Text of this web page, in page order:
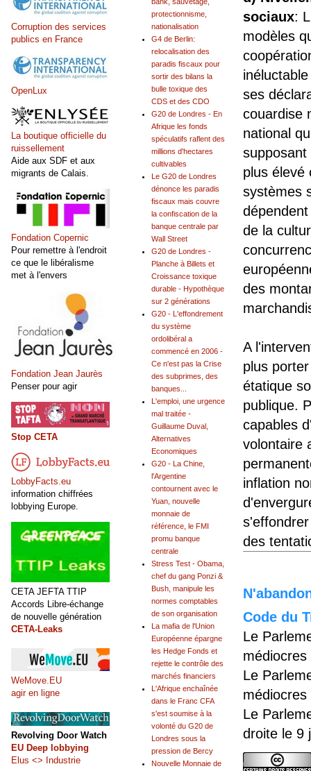
sociaux:
modèles
ses
couardise
national
plus élevé
systèmes
de la
des
A
plus
étatique
publique.
capables
volontaire
inflation
des
Code du
Le
Le
Le
droite le 9
protectionnisme,
nationalisation
G4 de Berlin:
relocalisation des
paradis fiscaux pour
sortir des bilans la
bulle toxique des
CDS et des CDO
G20 de Londres - En
Afrique les fonds
spéculatifs raflent des
millions d'hectares
cultivables
Le G20 de Londres
dénonce les paradis
fiscaux mais couvre
la confiscation de la
banque centrale par
Wall Street
G20 de Londres -
Planche à Billets et
Croissance toxique
durable - Hypothèque
sur 2 générations
G20 - L'effondrement
du système
ordolibéral a
commencé en 2006 -
Ce n'est pas la Crise
des subprimes, des
banques...
L'emploi, une urgence
mal traitée -
Guillaume Duval,
Alternatives
Economiques
G20 - La Chine,
l'Argentine
contournent avec le
Yuan, nouvelle
monnaie de
référence, le FMI
promu banque
centrale
Stress Test - Obama,
chef du gang Ponzi &
Bush, manipule les
normes comptables
de son organisation
La mafia de l'Union
Européenne épargne
les Hedge Fonds et
rejette le contrôle des
marchés financiers
L'Afrique enchaînée
dans le Franc CFA
s'est soumise à la
volonté du G20 de
Londres sous la
pression de Bercy
Nouvelle Monnaie de
Corruption des services
publics en France
OpenLux
La boutique officielle du
ruissellement
Aide aux SDF et aux
migrants de Calais.
Fondation Copernic
Pour remettre à l'endroit
ce que le libéralisme
met à l'envers
Fondation Jean Jaurès
Penser pour agir
Stop CETA
LobbyFacts.eu
information chiffrées
lobbying Europe.
CETA JEFTA TTIP
Accords Libre-échange
de nouvelle génération
CETA-Leaks
WeMove.EU
agir en ligne
Revolving Door Watch
EU Deep lobbying
Elus <> Industrie